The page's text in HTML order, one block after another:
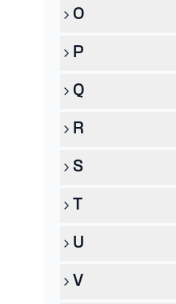
O
P
Q
R
S
T
U
V